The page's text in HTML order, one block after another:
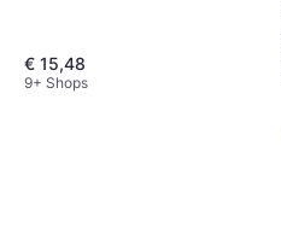
€ 15,48
9+ Shops